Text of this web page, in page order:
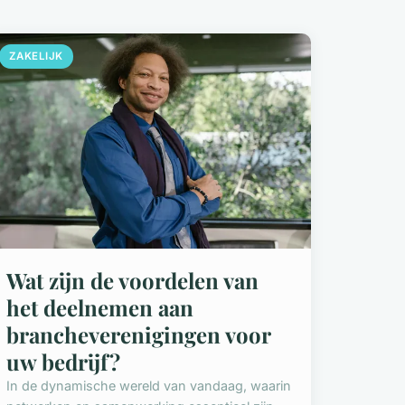
ZAKELIJK
Wat zijn de voordelen van
het deelnemen aan
brancheverenigingen voor
uw bedrijf?
In de dynamische wereld van vandaag, waarin